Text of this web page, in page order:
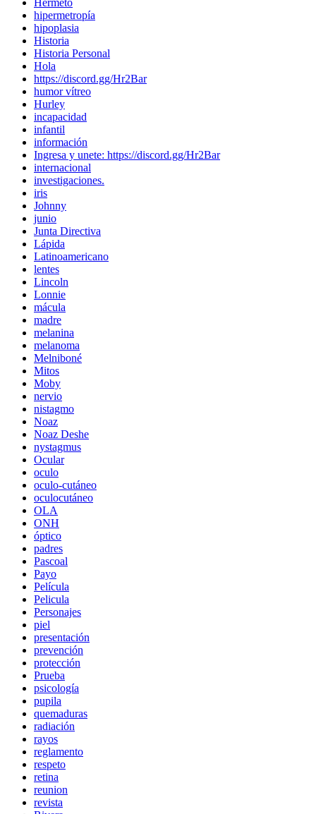
Hermeto
hipermetropía
hipoplasia
Historia
Historia Personal
Hola
https://discord.gg/Hr2Bar
humor vítreo
Hurley
incapacidad
infantil
información
Ingresa y unete: https://discord.gg/Hr2Bar
internacional
investigaciones.
iris
Johnny
junio
Junta Directiva
Lápida
Latinoamericano
lentes
Lincoln
Lonnie
mácula
madre
melanina
melanoma
Melniboné
Mitos
Moby
nervio
nistagmo
Noaz
Noaz Deshe
nystagmus
Ocular
oculo
oculo-cutáneo
oculocutáneo
OLA
ONH
óptico
padres
Pascoal
Payo
Película
Pelicula
Personajes
piel
presentación
prevención
protección
Prueba
psicología
pupila
quemaduras
radiación
rayos
reglamento
respeto
retina
reunion
revista